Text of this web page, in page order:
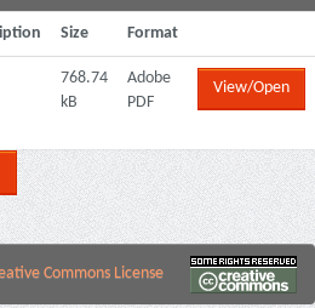
Size Format
768.74
kB
Adobe
PDF
View/Open
Commons License